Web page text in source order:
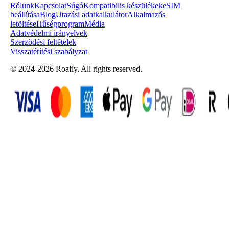
RólunkKapcsolatSúgóKompatibilis készülékekeSIM
beállításaBlogUtazási adatkalkulátorAlkalmazás
letöltéseHűségprogramMédia
Adatvédelmi irányelvek
Szerződési feltételek
Visszatérítési szabályzat
© 2024-2026 Roafly. All rights reserved.